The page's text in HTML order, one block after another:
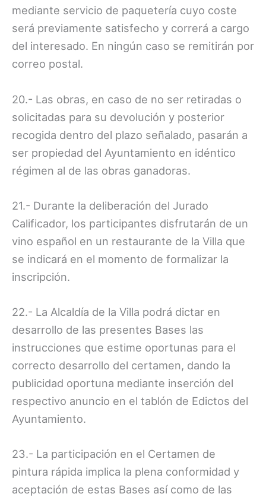
mediante servicio de paquetería cuyo coste
será previamente satisfecho y correrá a cargo
del interesado. En ningún caso se remitirán por
correo postal.
20.- Las obras, en caso de no ser retiradas o
solicitadas para su devolución y posterior
recogida dentro del plazo señalado, pasarán a
ser propiedad del Ayuntamiento en idéntico
régimen al de las obras ganadoras.
21.- Durante la deliberación del Jurado
Calificador, los participantes disfrutarán de un
vino español en un restaurante de la Villa que
se indicará en el momento de formalizar la
inscripción.
22.- La Alcaldía de la Villa podrá dictar en
desarrollo de las presentes Bases las
instrucciones que estime oportunas para el
correcto desarrollo del certamen, dando la
publicidad oportuna mediante inserción del
respectivo anuncio en el tablón de Edictos del
Ayuntamiento.
23.- La participación en el Certamen de
pintura rápida implica la plena conformidad y
aceptación de estas Bases así como de las